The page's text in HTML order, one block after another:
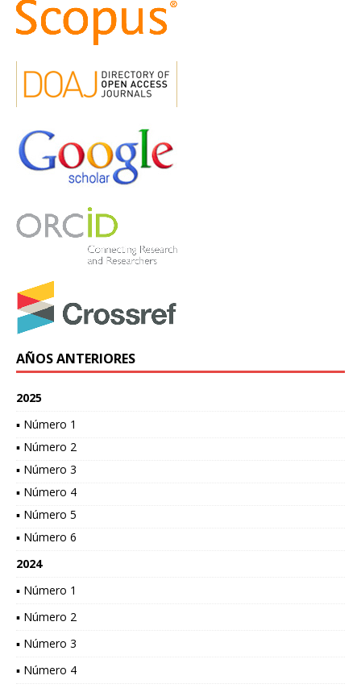
AÑOS ANTERIORES
2025
▪ Número 1
▪ Número 2
▪ Número 3
▪ Número 4
▪ Número 5
▪ Número 6
2024
▪ Número 1
▪ Número 2
▪ Número 3
▪ Número 4